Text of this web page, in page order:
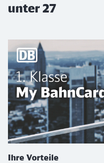
unter 27
Ihre Vorteile